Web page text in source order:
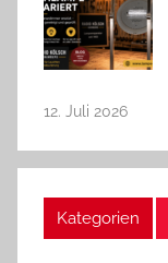
12. Juli 2026
Kategorien